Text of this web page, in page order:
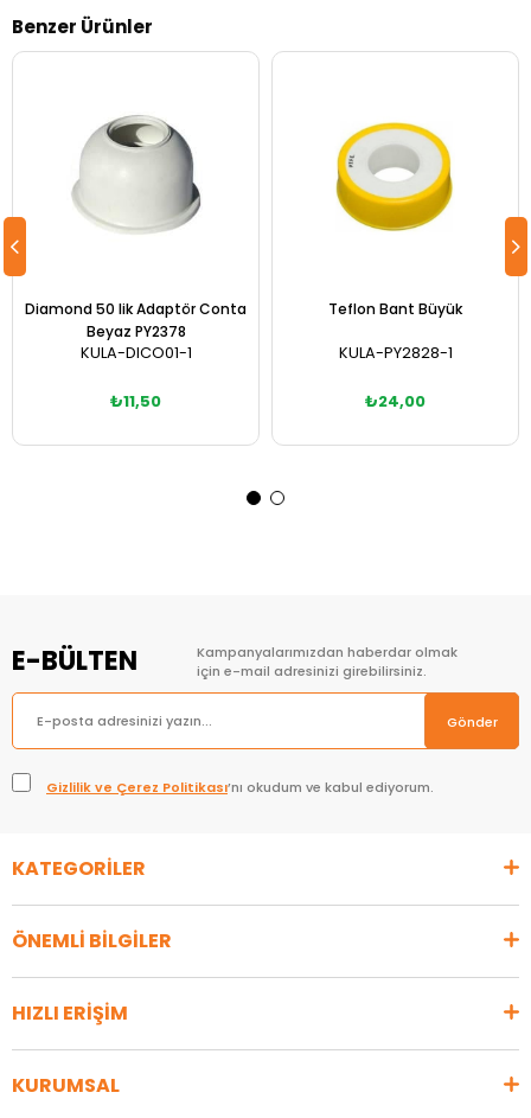
Benzer Ürünler
Diamond 50 lik Adaptör Conta
Beyaz PY2378
KULA-DICO01-1
₺11,50
Teflon Bant Büyük
KULA-PY2828-1
₺24,00
E-BÜLTEN
Kampanyalarımızdan haberdar olmak
için e-mail adresinizi girebilirsiniz.
Gönder
Gizlilik ve Çerez Politikası’nı okudum ve kabul ediyorum.
KATEGORİLER
ÖNEMLİ BİLGİLER
HIZLI ERİŞİM
KURUMSAL